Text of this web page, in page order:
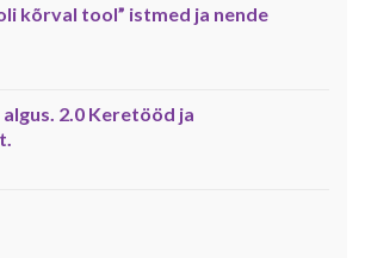
kõrval tool” istmed ja nende
algus. 2.0 Keretööd ja